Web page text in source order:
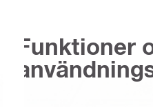
Funktioner